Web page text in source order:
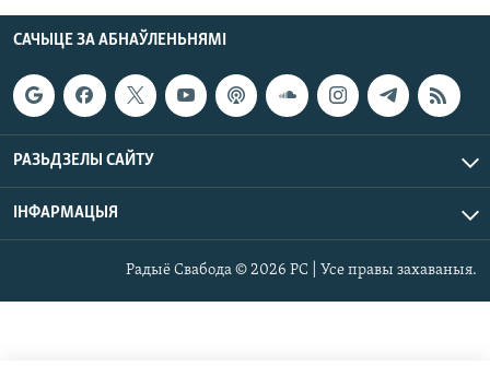
САЧЫЦЕ ЗА АБНАЎЛЕНЬНЯМІ
РАЗЬДЗЕЛЫ САЙТУ
ІНФАРМАЦЫЯ
Радыё Свабода © 2026 РС | Усе правы захаваныя.